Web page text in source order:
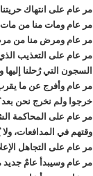
مر عام على انتهاك
مر عام ومات منا من
مر عام ومرض منا من
مر عام على التعذيب الذي
السجون التي رُحلنا إليها والتي مات منا على
مر عام وأفرج عن ما
خرجوا ولم نخرج نحن
مر عام على المحاكمة
وقتهم في المدافعات، ولا
مر عام على التجاهل
مر عام وسيبدأ عامٌ جديد